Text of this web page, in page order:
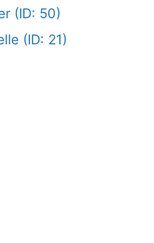
(ID: 50)
(ID: 21)